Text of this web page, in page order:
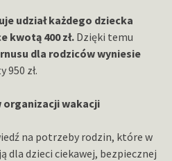
udział każdego dziecka
kwotą 400 zł. Dzięki temu
dla rodziców wyniesie
950 zł.
organizacji wakacji
na potrzeby rodzin, które w
dla dzieci ciekawej, bezpiecznej